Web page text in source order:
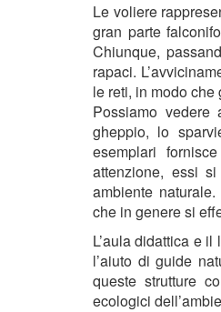
Le voliere
gran parte
Chiunque,
rapaci.
le reti, in modo
Possiamo
gheppio, lo
esemplari
attenzione, essi
ambiente
che in genere si
L’aula didattica e
l’aiuto di guide
queste strutture
ecologici